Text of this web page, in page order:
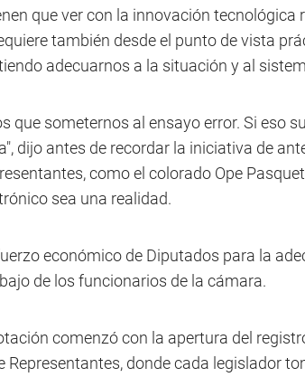
que ver con la innovación tecnológica
también desde el punto de vista
adecuarnos a la situación y al
que someternos al ensayo error. Si eso
dijo antes de recordar la iniciativa de
como el colorado Ope
sea una realidad.
económico de Diputados para la
de los funcionarios de la cámara.
comenzó con la apertura del
Representantes, donde cada legislador